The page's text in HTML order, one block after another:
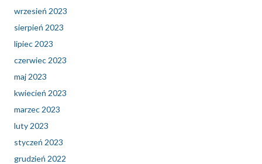
wrzesień 2023
sierpień 2023
lipiec 2023
czerwiec 2023
maj 2023
kwiecień 2023
marzec 2023
luty 2023
styczeń 2023
grudzień 2022